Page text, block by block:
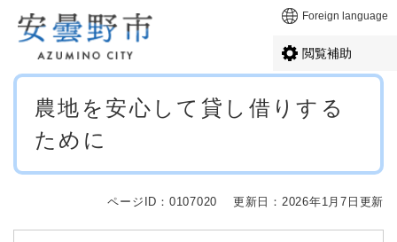
メニューを飛ばして本文へ Foreign language
閲覧補助
本
農地を安心して貸し借りする
ために
ページID：0107020 更新日：2026年1月7日更新